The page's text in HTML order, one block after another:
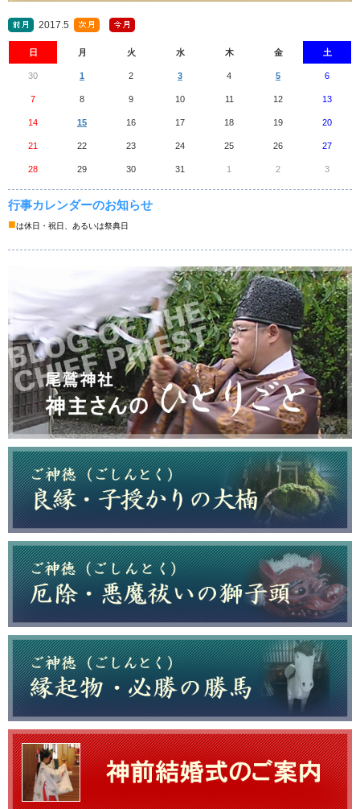
2017.5
日 月 火 水 木 金 土
30 1 2 3 4 5 6
7 8 9 10 11 12 13
14 15 16 17 18 19 20
21 22 23 24 25 26 27
28 29 30 31 1 2 3
行事カレンダーのお知らせ
■は休日・祝日、あるいは祭典日